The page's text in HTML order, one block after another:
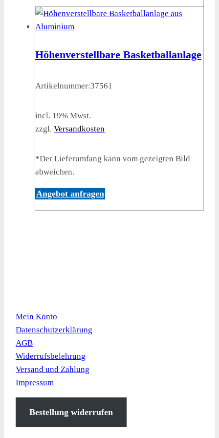
Höhenverstellbare Basketballanlage
Artikelnummer:37561
incl. 19% Mwst.
zzgl. Versandkosten
*Der Lieferumfang kann vom gezeigten Bild
abweichen.
Angebot anfragen
Mein Konto
Datenschutzerklärung
AGB
Widerrufsbelehrung
Versand und Zahlung
Impressum
Bestellung widerrufen